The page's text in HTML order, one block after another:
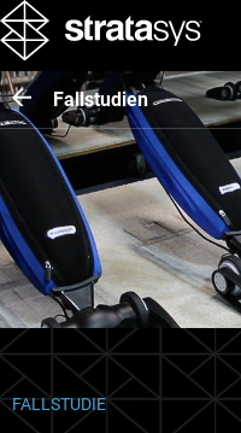
Fallstudien
FALLSTUDIE